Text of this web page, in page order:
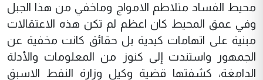
محيط الفساد متلاطم الامواج وماخفي من هذا الجبل
وفي عمق المحيط كان اعظم لم تكن هذه الاعتقالات
مبنية على اتهامات كيدية بل حقائق كانت مخفية عن
الجمهور واستندت إلى كنوز من المعلومات والأدلة
الدامغة، كشفتها قضية وكيل وزارة النفط الاسبق